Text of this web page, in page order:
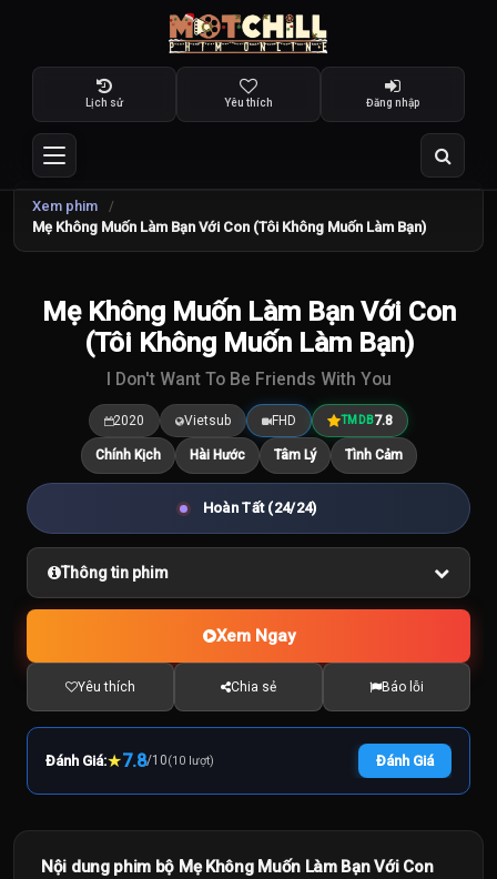
Lịch sử Yêu thích Đăng nhập
Xem phim
Mẹ Không Muốn Làm Bạn Với Con (Tôi Không Muốn Làm Bạn)
7.8/10
Mẹ Không Muốn Làm Bạn Với Con
(Tôi Không Muốn Làm Bạn)
I Don't Want To Be Friends With You
2020 Vietsub FHD TMDB7.8
Chính Kịch Hài Hước Tâm Lý Tình Cảm
Hoàn Tất (24/24)
Thông tin phim
Xem Ngay
Yêu thích Chia sẻ Báo lỗi
Đánh Giá:★7.8/10(10 lượt) Đánh Giá
Nội dung phim bộ Mẹ Không Muốn Làm Bạn Với Con